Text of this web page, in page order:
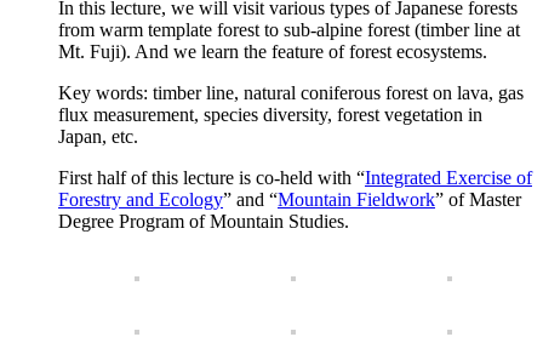
In this lecture, we will visit various types of Japanese forests
from warm template forest to sub-alpine forest (timber line at
Mt. Fuji). And we learn the feature of forest ecosystems.
Key words: timber line, natural coniferous forest on lava, gas
flux measurement, species diversity, forest vegetation in
Japan, etc.
First half of this lecture is co-held with “Integrated Exercise of
Forestry and Ecology” and “Mountain Fieldwork” of Master
Degree Program of Mountain Studies.